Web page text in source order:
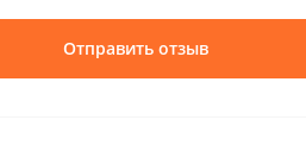
Отправить отзыв